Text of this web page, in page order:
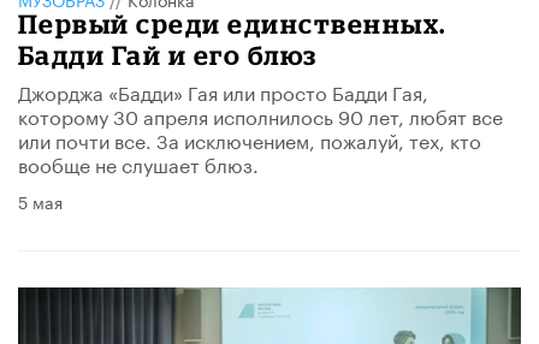
Первый среди единственных.
Бадди Гай и его блюз
Джорджа «Бадди» Гая или просто Бадди Гая,
которому 30 апреля исполнилось 90 лет, любят все
или почти все. За исключением, пожалуй, тех, кто
вообще не слушает блюз.
5 мая